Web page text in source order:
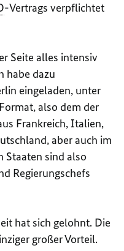
-Vertrags verpflichtet
Seite alles intensiv
habe dazu
eingeladen, unter
also dem der
Frankreich, Italien,
aber auch im
Staaten sind also
Regierungschefs
hat sich gelohnt. Die
großer Vorteil.